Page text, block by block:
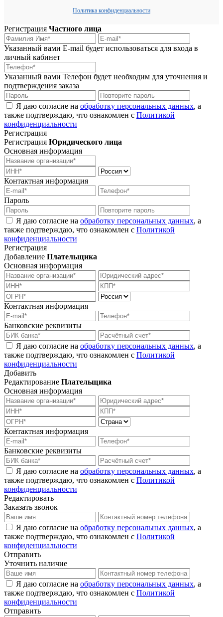
Политика конфиденциальности
Регистрация Частного лица
Указанный вами E-mail будет использоваться для входа в
личный кабинет
Указанный вами Телефон будет необходим для уточнения и
подтверждения заказа
Я даю согласие на обработку персональных данных, а
также подтверждаю, что ознакомлен с Политикой
конфиденциальности
Регистрация
Регистрация Юридического лица
Основная информация
Контактная информация
Пароль
Я даю согласие на обработку персональных данных, а
также подтверждаю, что ознакомлен с Политикой
конфиденциальности
Регистрация
Добавление Плательщика
Основная информация
Контактная информация
Банковские реквизиты
Я даю согласие на обработку персональных данных, а
также подтверждаю, что ознакомлен с Политикой
конфиденциальности
Добавить
Редактирование Плательщика
Основная информация
Контактная информация
Банковские реквизиты
Я даю согласие на обработку персональных данных, а
также подтверждаю, что ознакомлен с Политикой
конфиденциальности
Редактировать
Заказать звонок
Я даю согласие на обработку персональных данных, а
также подтверждаю, что ознакомлен с Политикой
конфиденциальности
Отправить
Уточнить наличие
Я даю согласие на обработку персональных данных, а
также подтверждаю, что ознакомлен с Политикой
конфиденциальности
Отправить